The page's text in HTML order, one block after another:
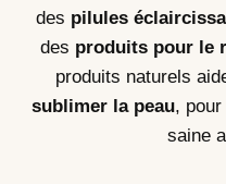
des pilules
des produits pour le
produits naturels
sublimer la peau, pour
saine